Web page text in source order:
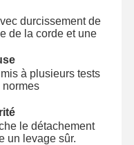
durcissement de
de la corde et une
à plusieurs tests
normes
le détachement
un levage sûr.